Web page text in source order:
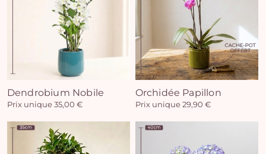
Dendrobium Nobile
Prix unique 35,00 €
Orchidée Papillon
Prix unique 29,90 €